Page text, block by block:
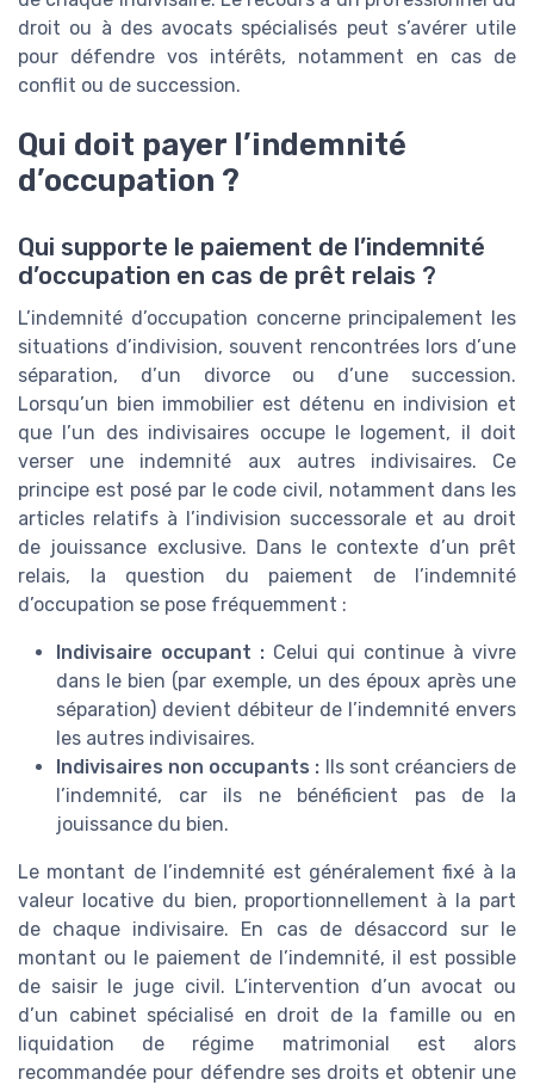
droit ou à des avocats spécialisés peut s’avérer utile
pour défendre vos intérêts, notamment en cas de
conflit ou de succession.
Qui doit payer l’indemnité
d’occupation ?
Qui supporte le paiement de l’indemnité
d’occupation en cas de prêt relais ?
L’indemnité d’occupation concerne principalement les
situations d’indivision, souvent rencontrées lors d’une
séparation, d’un divorce ou d’une succession.
Lorsqu’un bien immobilier est détenu en indivision et
que l’un des indivisaires occupe le logement, il doit
verser une indemnité aux autres indivisaires. Ce
principe est posé par le code civil, notamment dans les
articles relatifs à l’indivision successorale et au droit
de jouissance exclusive. Dans le contexte d’un prêt
relais, la question du paiement de l’indemnité
d’occupation se pose fréquemment :
Indivisaire occupant : Celui qui continue à vivre
dans le bien (par exemple, un des époux après une
séparation) devient débiteur de l’indemnité envers
les autres indivisaires.
Indivisaires non occupants : Ils sont créanciers de
l’indemnité, car ils ne bénéficient pas de la
jouissance du bien.
Le montant de l’indemnité est généralement fixé à la
valeur locative du bien, proportionnellement à la part
de chaque indivisaire. En cas de désaccord sur le
montant ou le paiement de l’indemnité, il est possible
de saisir le juge civil. L’intervention d’un avocat ou
d’un cabinet spécialisé en droit de la famille ou en
liquidation de régime matrimonial est alors
recommandée pour défendre ses droits et obtenir une